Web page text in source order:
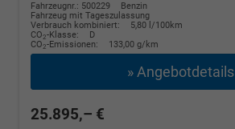
Fahrzeugnr.: 500229
Benzin
Fahrzeug mit Tageszulassung
Verbrauch kombiniert:
5,80 l/100km
CO2-Klasse:
D
CO2-Emissionen: 133,00 g/km
» Angebotdetails
25.895,– €